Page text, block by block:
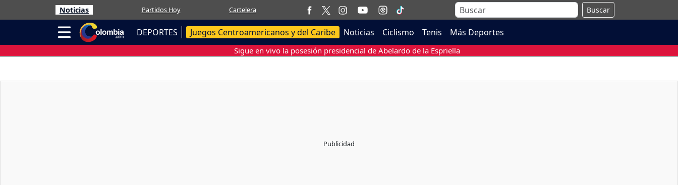
Noticias Partidos Hoy Cartelera Buscar
DEPORTES Juegos Centroamericanos y del Caribe Noticias Ciclismo Tenis Más Deportes
Sigue en vivo la posesión presidencial de Abelardo de la Espriella